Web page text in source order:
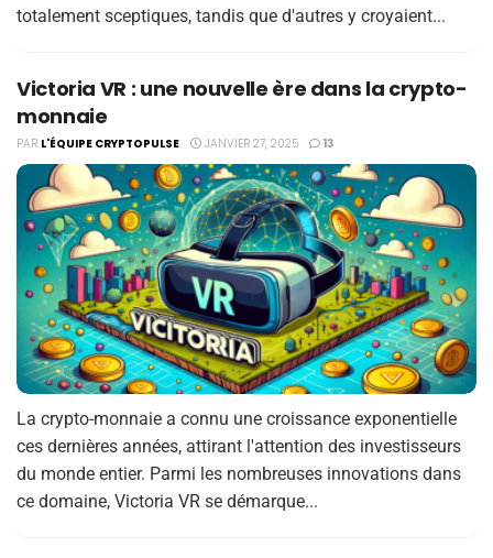
totalement sceptiques, tandis que d'autres y croyaient...
Victoria VR : une nouvelle ère dans la crypto-
monnaie
PAR L'ÉQUIPE CRYPTOPULSE JANVIER 27, 2025 13
La crypto-monnaie a connu une croissance exponentielle
ces dernières années, attirant l'attention des investisseurs
du monde entier. Parmi les nombreuses innovations dans
ce domaine, Victoria VR se démarque...